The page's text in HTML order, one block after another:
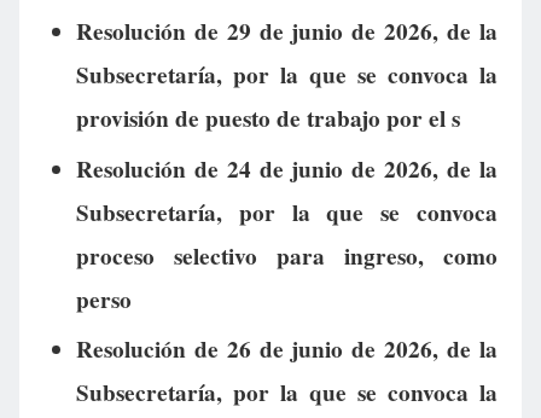
Resolución de 29 de junio de 2026, de la
Subsecretaría, por la que se convoca la
provisión de puesto de trabajo por el s
Resolución de 24 de junio de 2026, de la
Subsecretaría, por la que se convoca
proceso selectivo para ingreso, como
perso
Resolución de 26 de junio de 2026, de la
Subsecretaría, por la que se convoca la